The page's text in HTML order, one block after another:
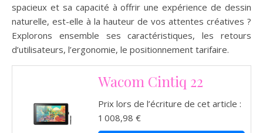
spacieux et sa capacité à offrir une expérience de dessin
naturelle, est-elle à la hauteur de vos attentes créatives ?
Explorons ensemble ses caractéristiques, les retours
d’utilisateurs, l’ergonomie, le positionnement tarifaire.
Wacom Cintiq 22
Prix lors de l’écriture de cet article :
1 008,98 €